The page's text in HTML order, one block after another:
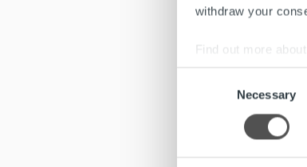
withdraw your
Find out more
We use cookies
other information
Necessary